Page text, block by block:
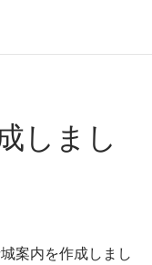
しまし
案内を作成しまし